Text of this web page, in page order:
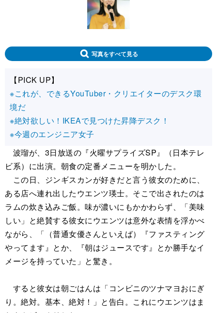
写真をすべて見る
【PICK UP】
※これが、できるYouTuber・クリエイターのデスク環
境だ
※絶対欲しい！IKEAで見つけた昇降デスク！
※今週のエンジニア女子
波瑠が、3日放送の『火曜サプライズSP』（日本テレ
ビ系）に出演。朝食の定番メニューを明かした。
この日、ジンギスカンが好きだと言う彼女のために、
ある店へ連れ出したウエンツ瑛士。そこで出されたのは
ラムの炊き込みご飯。味が濃いにもかかわらず、「美味
しい」と絶賛する彼女にウエンツは意外な表情を浮かべ
ながら、「（普通女優さんといえば）『ファスティング
やってます』とか、『朝はジュースです』とか勝手なイ
メージを持っていた」と驚き。
すると彼女は朝ごはんは「コンビニのツナマヨおにぎ
り。絶対。基本、絶対！」と告白。これにウエンツはま